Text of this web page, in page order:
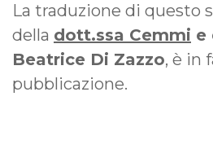
La traduzione di questo
della dott.ssa Cemmi e
Beatrice Di Zazzo, è in
pubblicazione.